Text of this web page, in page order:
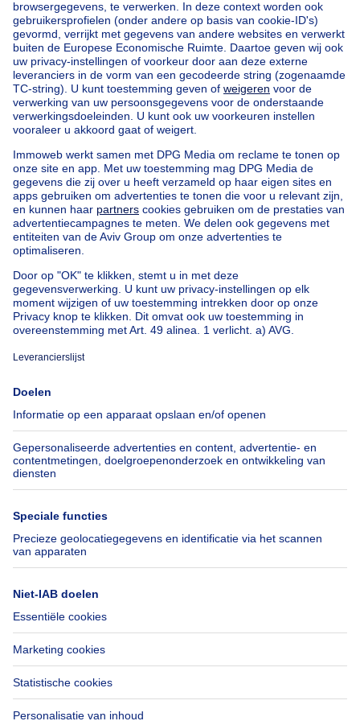
Home België
Luxemburg (provincie)
Marche-en-Famenne (arrondissement)
Kopen uw huis in Hotton
Vind andere pandenHuis te koop Limburg
Huis te koop Fronville
Huis te koop Hampteau
Huis te koop Marenne
Appartementsblok te koop
Uitzonderlijk vastgoed te koop
Boerderij te koop
Bungalow te koop
Chalet te koop
Kasteel te koop
Landhuis te koop
Gebouw gemengd gebruik te koop
Andere panden te koop
Manoir te koop
Huis te koop goedkoop in Hotton
Onze huizen buiten BelgiëHuis te koop Frankrijk
Huis te koop Spanje
Huis te koop Luxemburg
Huis te koop Nederland
Over
Immoweb
Pers
Jobs
Axel Springer Group
SeLoger.com
Immowelt.de
Tools
Belfius
Verzekeringen
Verhuis checklist
Hulp
Veelgestelde vragen
Toegankelijkheid
Contacteer ons
Volg ons
LinkedIn
Immoweb SA © 2026 - Alle rechten voorbehouden
Gebruiksvoorwaarden Cookie instellingen Privacybeleid